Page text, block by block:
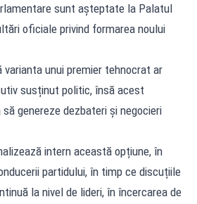
sunt așteptate la Palatul
oficiale privind formarea noului
unui premier tehnocrat ar
susținut politic, însă acest
genereze dezbateri și negocieri
intern această opțiune, în
partidului, în timp ce discuțiile
la nivel de lideri, în încercarea de